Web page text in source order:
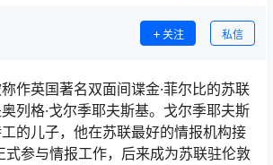
关注 私信
作英国著名双面间谍金·菲尔比的苏联
列格·戈尔季耶夫斯基。戈尔季耶夫斯
的儿子，他在苏联最好的情报机构接
式参与情报工作，后来成为苏联驻伦敦